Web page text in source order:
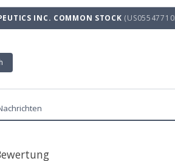
INC. COMMON STOCK